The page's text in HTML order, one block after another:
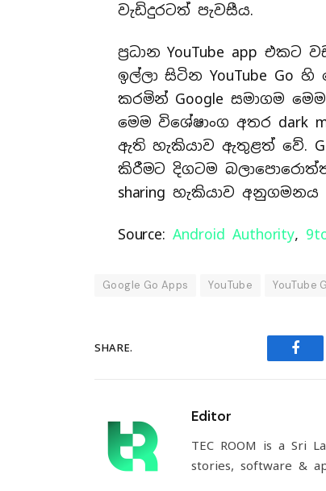
වැඩිදුරටත් පැවසීය.
ප්‍රධාන YouTube app
ඉල්ලා සිටින YouTube Go
කරමින් Google සමාගම
මෙම විශේෂාංග අතර dark
ඇති හැකියාව ඇතුළත් වේ.
කිරීමට දිගටම බලාපොරොත්තු
sharing හැකියාව අනුගමනය
Source:Android Authority,
Google Go Apps YouTube YouTube
SHARE.
Editor
TEC ROOM is a Sri
stories, software &